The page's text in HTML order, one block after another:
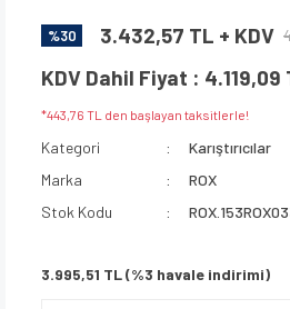
%30 3.432,57 TL + KDV
KDV Dahil Fiyat : 4.119,09
*443,76 TL den başlayan taksitlerle!
Kategori
Karıştırıcılar
Marka
ROX
Stok Kodu
3.995,51 TL (%3 havale indirimi)